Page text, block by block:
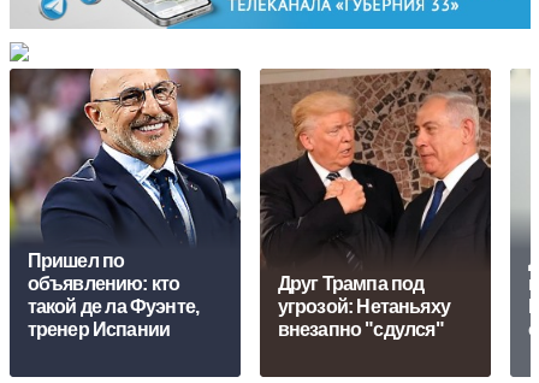
Пришел по
объявлению: кто
такой де ла Фуэнте,
тренер Испании
Друг Трампа под
угрозой: Нетаньяху
внезапно "сдулся"